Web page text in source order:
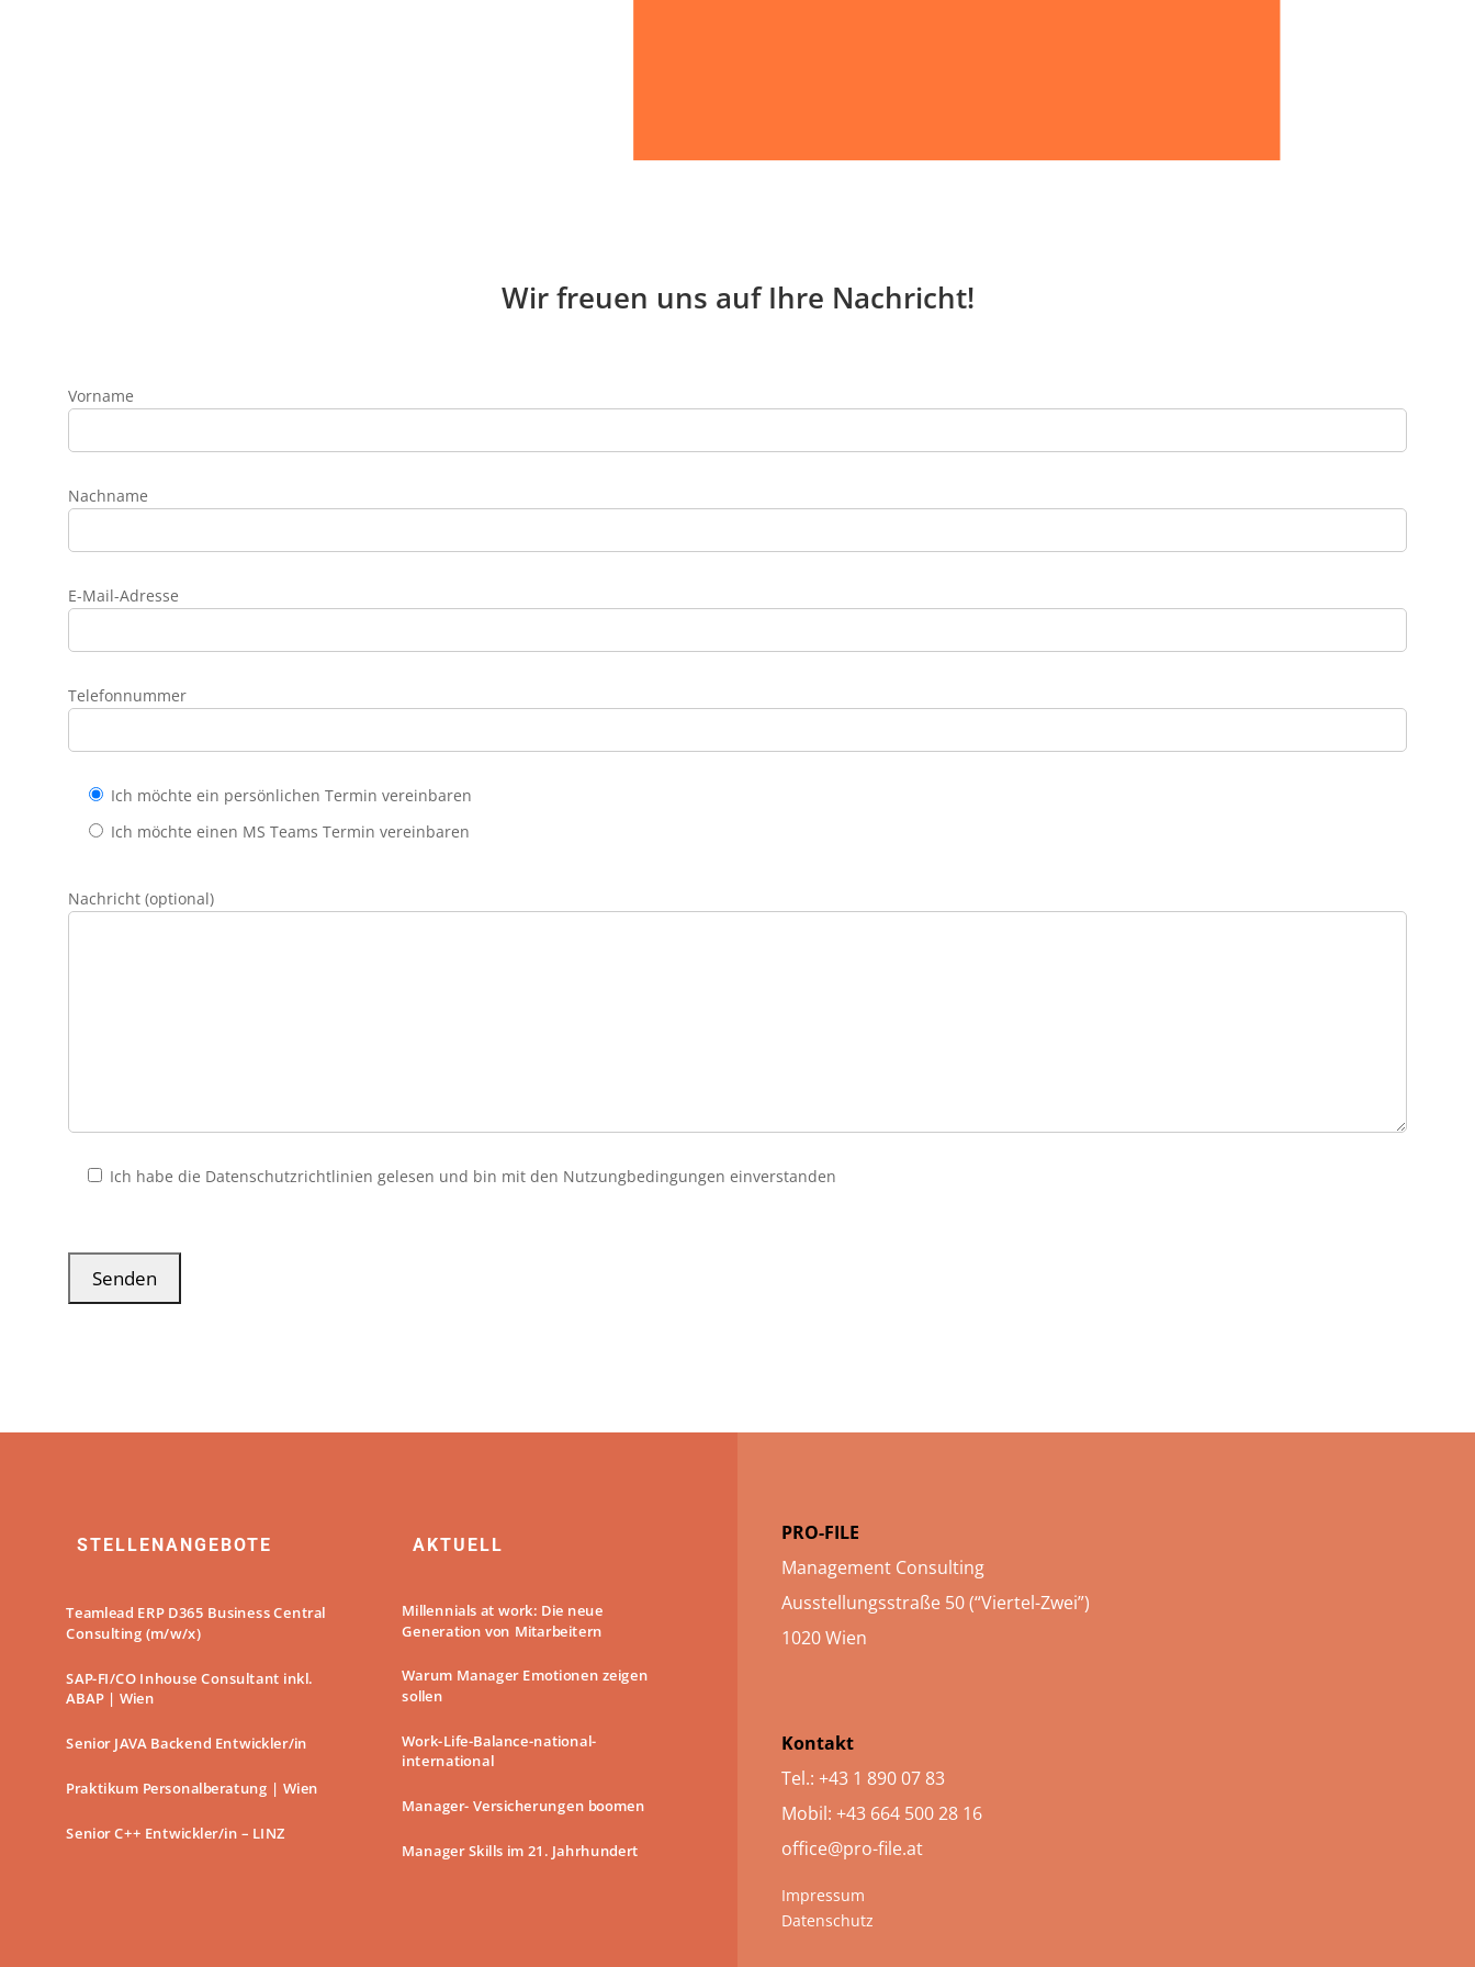
Wir freuen uns auf Ihre Nachricht!
Vorname
Nachname
E-Mail-Adresse
Telefonnummer
Ich möchte ein persönlichen Termin vereinbaren
Ich möchte einen MS Teams Termin vereinbaren
Nachricht (optional)
Ich habe die Datenschutzrichtlinien gelesen und bin mit den Nutzungbedingungen einverstanden
STELLENANGEBOTE
Teamlead ERP D365 Business Central
Consulting (m/w/x)
SAP-FI/CO Inhouse Consultant inkl.
ABAP | Wien
Senior JAVA Backend Entwickler/in
Praktikum Personalberatung | Wien
Senior C++ Entwickler/in – LINZ
AKTUELL
Millennials at work: Die neue
Generation von Mitarbeitern
Warum Manager Emotionen zeigen
sollen
Work-Life-Balance-national-
international
Manager- Versicherungen boomen
Manager Skills im 21. Jahrhundert
PRO-FILE
Management Consulting
Ausstellungsstraße 50 (“Viertel-Zwei”)
1020 Wien
Kontakt
Tel.: +43 1 890 07 83
Mobil: +43 664 500 28 16
office@pro-file.at
Impressum
Datenschutz